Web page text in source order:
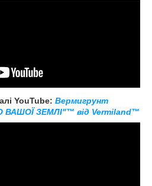
YouTube: Вермигрунт
ВАШОЇ ЗЕМЛІ"™ від Vermiland™